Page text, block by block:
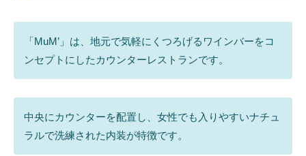
「MuM’」は、地元で気軽にくつろげるワインバーをコ
ンセプトにしたカウンターレストランです。
中央にカウンターを配置し、女性でも入りやすいナチュ
ラルで洗練された内装が特徴です。